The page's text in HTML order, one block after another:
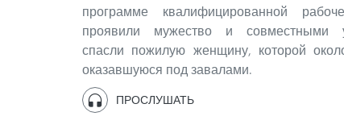
программе квалифицированной
проявили мужество и совместными
спасли пожилую женщину, которой
оказавшуюся под завалами.
ПРОСЛУШАТЬ